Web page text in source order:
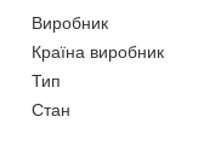
Виробник
Країна виробник
Тип
Стан